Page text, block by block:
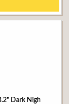
Dark Nigh